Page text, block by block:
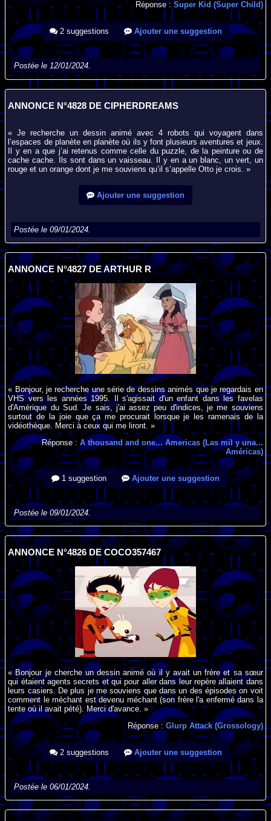
Réponse :Super Kid (Super Child)
2 suggestions Ajouter une suggestion
Postée le 12/01/2024.
ANNONCE N°4828 DE CIPHERDREAMS
« Je recherche un dessin animé avec 4 robots qui voyagent dans
l’espaces de planète en planète où ils y font plusieurs aventures et jeux.
Il y en a que j’ai retenus comme celle du puzzle, de la peinture ou de
cache cache. Ils sont dans un vaisseau. Il y en a un blanc, un vert, un
rouge et un orange dont je me souviens qu’il s’appelle Otto je crois. »
Ajouter une suggestion
Postée le 09/01/2024.
ANNONCE N°4827 DE ARTHUR R
« Bonjour, je recherche une série de dessins animés que je regardais en
VHS vers les années 1995. Il s'agissait d'un enfant dans les favelas
d'Amérique du Sud. Je sais, j'ai assez peu d'indices, je me souviens
surtout de la joie que ça me procurait lorsque je les ramenais de la
vidéothèque. Merci à ceux qui me liront. »
Réponse : A thousand and one... Americas (Las mil y una...
Américas)
1 suggestion Ajouter une suggestion
Postée le 09/01/2024.
ANNONCE N°4826 DE COCO357467
« Bonjour je cherche un dessin animé où il y avait un frère et sa sœur
qui étaient agents secrets et qui pour aller dans leur repère allaient dans
leurs casiers. De plus je me souviens que dans un des épisodes on voit
comment le méchant est devenu méchant (son frère l'a enfermé dans la
tente où il avait pété). Merci d'avance. »
Réponse : Glurp Attack (Grossology)
2 suggestions Ajouter une suggestion
Postée le 06/01/2024.